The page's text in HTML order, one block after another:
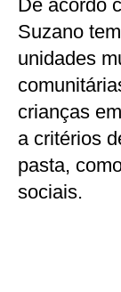
De acordo
Suzano
unidades
crianças
a critérios
pasta,
sociais.